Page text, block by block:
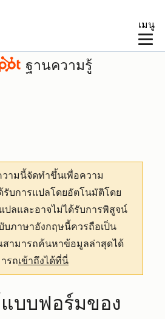
เมนู
ฐานความรู้
ามนี้จัดทำขึ้นเพื่อความ
รับการแปลโดยอัตโนมัติโดย
ปลและอาจไม่ได้รับการพิสูจน์
ภาษาอังกฤษนี้ควรถือเป็น
ามารถค้นหาข้อมูลล่าสุดได้
รถเข้าถึงได้ที่นี่
บบฟอร์มของ